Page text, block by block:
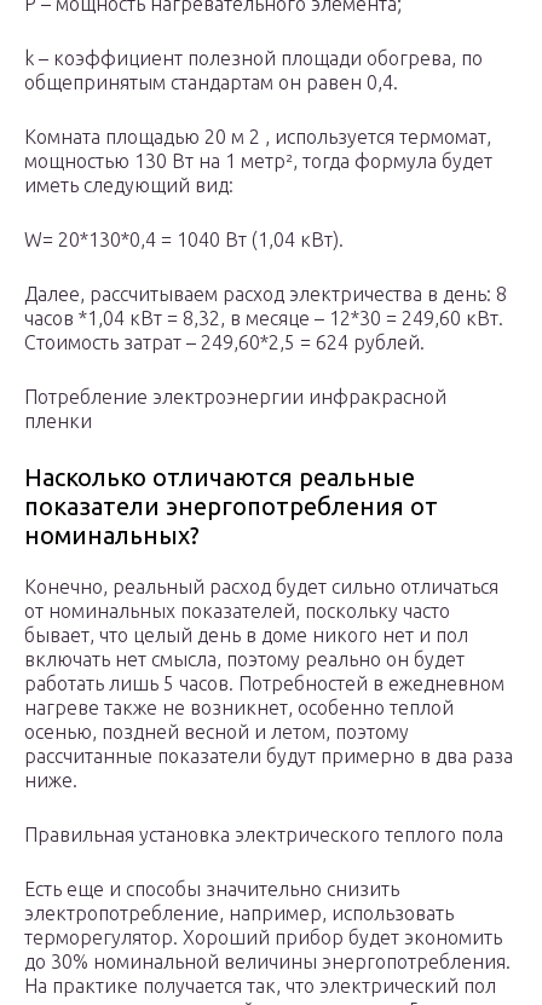
k – коэффициент полезной площади обогрева, по
общепринятым стандартам он равен 0,4.
Комната площадью 20 м 2 , используется термомат,
мощностью 130 Вт на 1 метр², тогда формула будет
иметь следующий вид:
W= 20*130*0,4 = 1040 Вт (1,04 кВт).
Далее, рассчитываем расход электричества в день: 8
часов *1,04 кВт = 8,32, в месяце – 12*30 = 249,60 кВт.
Стоимость затрат – 249,60*2,5 = 624 рублей.
Потребление электроэнергии инфракрасной
пленки
Насколько отличаются реальные
показатели энергопотребления от
номинальных?
Конечно, реальный расход будет сильно отличаться
от номинальных показателей, поскольку часто
бывает, что целый день в доме никого нет и пол
включать нет смысла, поэтому реально он будет
работать лишь 5 часов. Потребностей в ежедневном
нагреве также не возникнет, особенно теплой
осенью, поздней весной и летом, поэтому
рассчитанные показатели будут примерно в два раза
ниже.
Правильная установка электрического теплого пола
Есть еще и способы значительно снизить
электропотребление, например, использовать
терморегулятор. Хороший прибор будет экономить
до 30% номинальной величины энергопотребления.
На практике получается так, что электрический пол